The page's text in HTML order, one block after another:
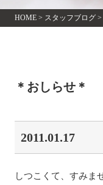
HOME> スタッフブログ>
＊おしらせ＊
2011.01.17
しつこくて、すみま